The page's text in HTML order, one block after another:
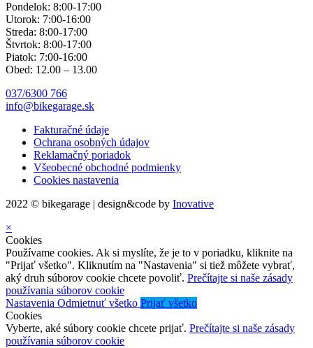
Pondelok: 8:00-17:00
Utorok: 7:00-16:00
Streda: 8:00-17:00
Štvrtok: 8:00-17:00
Piatok: 7:00-16:00
Obed: 12.00 – 13.00
037/6300 766
info@bikegarage.sk
Fakturačné údaje
Ochrana osobných údajov
Reklamačný poriadok
Všeobecné obchodné podmienky
Cookies nastavenia
2022 © bikegarage | design&code by Inovative
×
Cookies
Používame cookies. Ak si myslíte, že je to v poriadku, kliknite na
"Prijať všetko". Kliknutím na "Nastavenia" si tiež môžete vybrať,
aký druh súborov cookie chcete povoliť. Prečítajte si naše zásady
používania súborov cookie
Nastavenia Odmietnuť všetko Prijať všetko
Cookies
Vyberte, aké súbory cookie chcete prijať. Prečítajte si naše zásady
používania súborov cookie